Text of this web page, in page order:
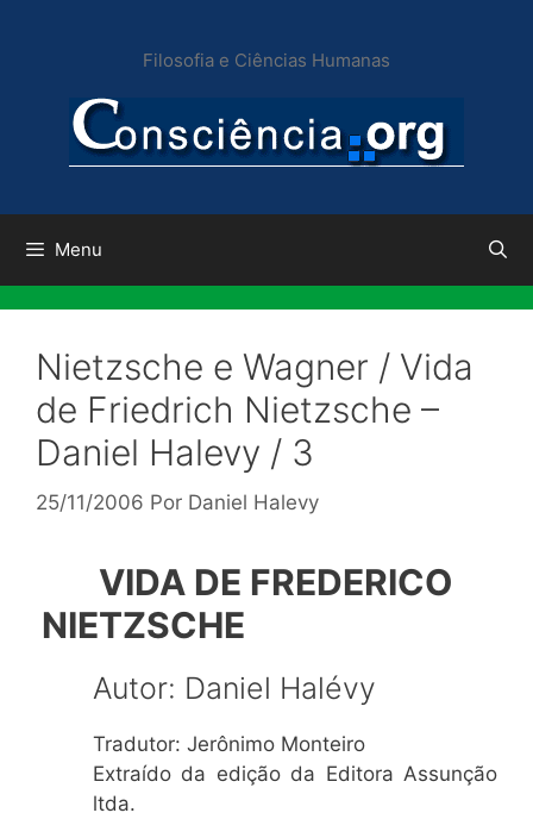
conteúdo
Filosofia e Ciências Humanas
Menu
Nietzsche e Wagner / Vida
de Friedrich Nietzsche –
Daniel Halevy / 3
25/11/2006 Por Daniel Halevy
VIDA DE FREDERICO
NIETZSCHE
Autor: Daniel Halévy
Tradutor: Jerônimo Monteiro
Extraído da edição da Editora Assunção
ltda.